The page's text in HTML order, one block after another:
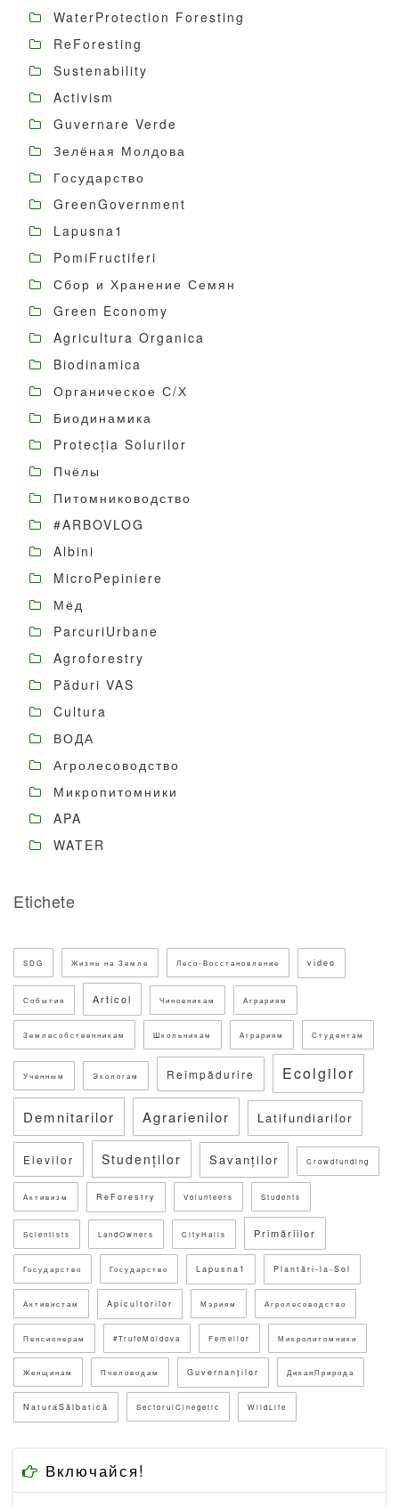
WaterProtection Foresting
ReForesting
Sustenability
Activism
Guvernare Verde
Зелёная Молдова
Государство
GreenGovernment
Lapusna1
PomiFructiferi
Сбор и Хранение Семян
Green Economy
Agricultura Organica
Biodinamica
Органическое С/Х
Биодинамика
Protecția Solurilor
Пчёлы
Питомниководство
#ARBOVLOG
Albini
MicroPepiniere
Мёд
ParcuriUrbane
Agroforestry
Păduri VAS
Cultura
ВОДА
Агролесоводство
Микропитомники
APA
WATER
Etichete
SDG Жизнь на Земле Лесо-Восстановление video
События Articol Чиновникам Аграриям
Землесобственникам Школьникам Аграриям Студентам
Ученным Экологам Reîmpădurire Ecolgilor
Demnitarilor Agrarienilor Latifundiarilor
Elevilor Studenților Savanților Crowdfunding
Активизм ReForestry Volunteers Students
Scientists LandOwners CityHalls Primăriilor
Государство Государство Lapusna1 Plantări-la-Sol
Активистам Apicultorilor Мэриям Агролесоводство
Пенсионерам #TrufeMoldova Femeilor Микропитомники
Женщинам Пчеловодам Guvernanților ДикаяПрирода
NaturaSălbatică SectorulCinegetic WildLife
Включайся!